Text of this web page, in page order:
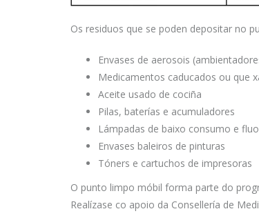
Os residuos que se poden depositar no
Envases de aerosois
Medicamentos caducados ou que
Aceite usado de cociña
Pilas, baterías e acumuladores
Lámpadas de baixo consumo e
Envases baleiros de pinturas
Tóners e cartuchos de impresoras
O punto limpo móbil forma parte do
Realízase co apoio da Consellería de